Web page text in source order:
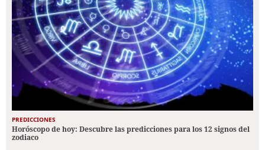
PREDICCIONES
Horóscopo de hoy: Descubre las predicciones para los 12 signos del
zodiaco